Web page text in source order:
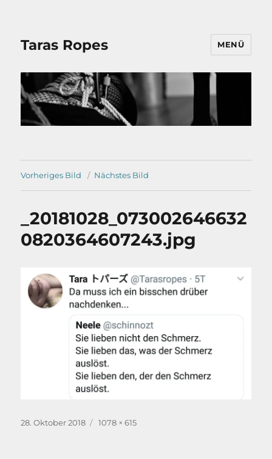
Taras Ropes MENÜ
Vorheriges Bild Nächstes Bild
_20181028_073002646632
0820364607243.jpg
Veröffentlicht
28. Oktober 2018 Originalgröße
1078 × 615